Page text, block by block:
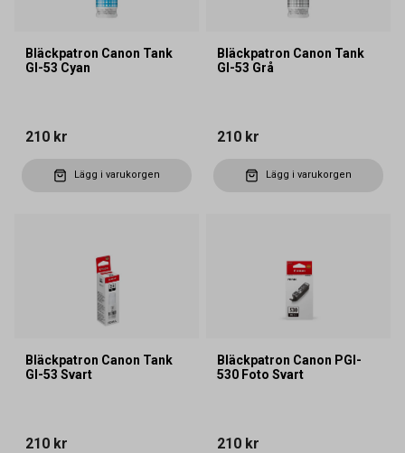
Bläckpatron Canon Tank
GI-53 Cyan
210 kr
Lägg i varukorgen
Bläckpatron Canon Tank
GI-53 Grå
210 kr
Lägg i varukorgen
Bläckpatron Canon Tank
GI-53 Svart
210 kr
Bläckpatron Canon PGI-
530 Foto Svart
210 kr